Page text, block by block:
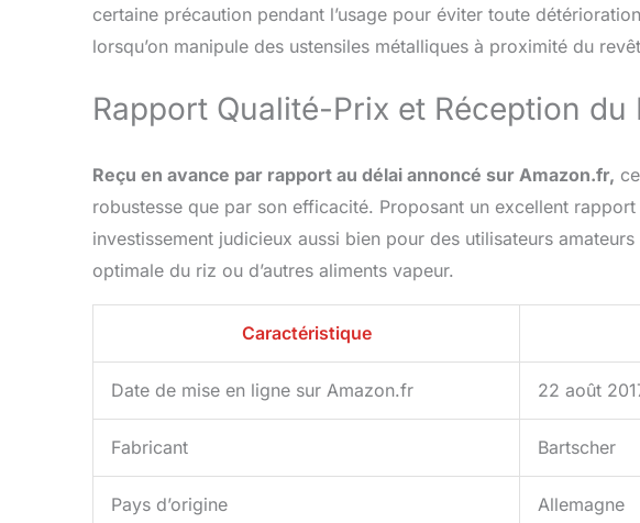
certaine précaution pendant l’usage pour éviter toute
lorsqu’on manipule des ustensiles métalliques à proximité du
Rapport Qualité-Prix et Réception du
Reçu en avance par rapport au délai annoncé sur Amazon.fr,
robustesse que par son efficacité. Proposant un excellent
investissement judicieux aussi bien pour des utilisateurs
optimale du riz ou d’autres aliments vapeur.
Caractéristique
Date de mise en ligne sur Amazon.fr 22 août
Fabricant Bartscher
Pays d’origine Allemagne